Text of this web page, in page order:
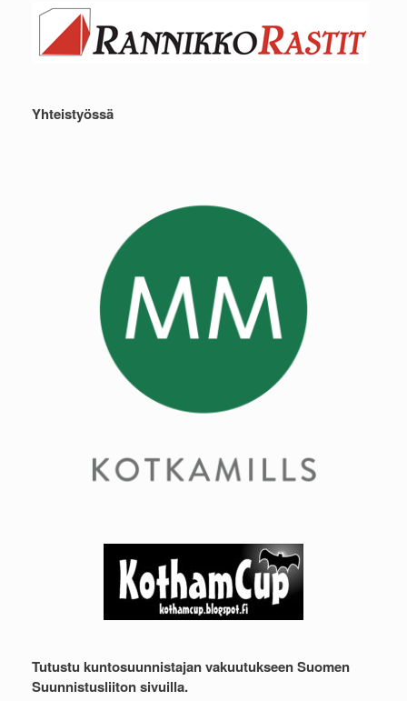
Yhteistyössä
Tutustu kuntosuunnistajan vakuutukseen Suomen
Suunnistusliiton sivuilla.